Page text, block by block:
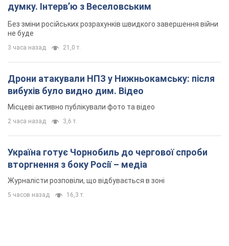
думку. Інтерв’ю з Веселовським
Без зміни російських розрахунків швидкого завершення війни
не буде
3 часа назад 21,0 т.
Дрони атакували НПЗ у Нижньокамську: після
вибухів було видно дим. Відео
Місцеві активно публікували фото та відео
2 часа назад 3,6 т.
Україна готує Чорнобиль до чергової спроби
вторгнення з боку Росії – медіа
Журналісти розповіли, що відбувається в зоні
5 часов назад 16,3 т.